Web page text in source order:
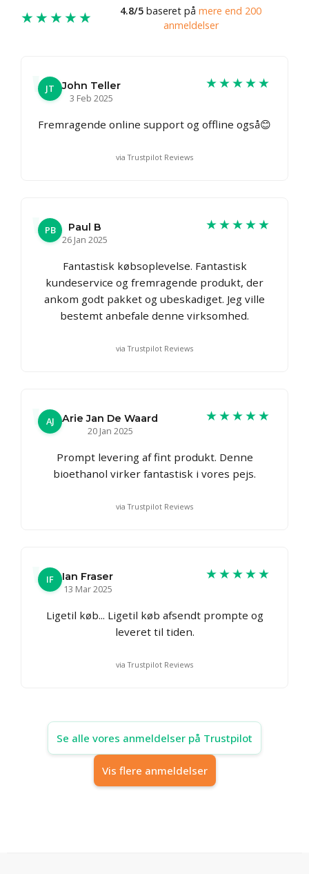
★★★★★ 4.8/5 baseret på mere end 200
anmeldelser
JT
John Teller
3 Feb 2025
★★★★★
Fremragende online support og offline også😊
via Trustpilot Reviews
PB
Paul B
26 Jan 2025
★★★★★
Fantastisk købsoplevelse. Fantastisk
kundeservice og fremragende produkt, der
ankom godt pakket og ubeskadiget. Jeg ville
bestemt anbefale denne virksomhed.
via Trustpilot Reviews
AJ
Arie Jan De Waard
20 Jan 2025
★★★★★
Prompt levering af fint produkt. Denne
bioethanol virker fantastisk i vores pejs.
via Trustpilot Reviews
IF
Ian Fraser
13 Mar 2025
★★★★★
Ligetil køb... Ligetil køb afsendt prompte og
leveret til tiden.
via Trustpilot Reviews
Se alle vores anmeldelser på Trustpilot
Vis flere anmeldelser